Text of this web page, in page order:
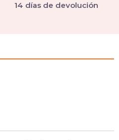
14 días de devolución